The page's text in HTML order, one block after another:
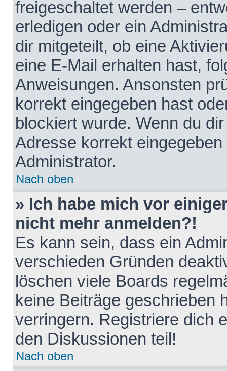
freigeschaltet werden –
erledigen oder ein
dir mitgeteilt, ob eine
eine E-Mail erhalten hast,
Anweisungen. Ansonsten
korrekt eingegeben hast
blockiert wurde. Wenn du
Adresse korrekt
Administrator.
Nach oben
» Ich habe mich vor
nicht mehr anmelden?!
Es kann sein, dass ein
verschieden Gründen
löschen viele Boards
keine Beiträge geschrieben
verringern. Registriere dich
den Diskussionen teil!
Nach oben